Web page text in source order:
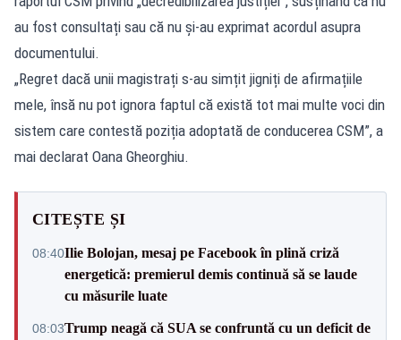
au fost consultați sau că nu și-au exprimat acordul asupra
documentului.
„Regret dacă unii magistrați s-au simțit jigniți de afirmațiile
mele, însă nu pot ignora faptul că există tot mai multe voci din
sistem care contestă poziția adoptată de conducerea CSM”, a
mai declarat Oana Gheorghiu.
CITEȘTE ȘI
08:40Ilie Bolojan, mesaj pe Facebook în plină criză
energetică: premierul demis continuă să se laude
cu măsurile luate
08:03Trump neagă că SUA se confruntă cu un deficit de